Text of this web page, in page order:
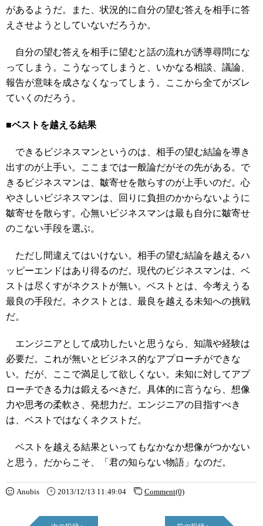
があるようだ。また、状況的に自分の望む答えを相手に答
えさせようとしていないだろうか。
自分の望む答えを相手に望むと話の流れが誘導尋問にな
ってしまう。こうなってしまうと、いかなる相談、議論、
報告が意味を成さなくなってしまう。ここから全てがズレ
ていくのだろう。
■ベストを越える結果
できるビジネスマンというのは、相手の望む結論を導き
出すのが上手い。ここまでは一般論だがその先がある。で
きるビジネスマンは、皺寄せを散らすのが上手いのだ。心
やさしいビジネスマンは、回りに負担のかからないように
皺寄せを散らす。心無いビジネスマンは最も自分に皺寄せ
のこない手段を選ぶ。
ただし間違えてはいけない。相手の望む結論を越えるハ
ッピーエンドはあり得るのだ。現代のビジネスマンは、ベ
ストは尽くすがネクストが無い。ベストとは、今考えうる
最良の手段だ。ネクストとは、最良を越える未知への挑戦
だ。
エンジニアとして成功したいと思うなら、知識や経験は
必要だ。これが無いとビジネス的なアプローチができな
い。だが、ここで満足して欲しくない。未知に対してアプ
ローチできる力は鍛えるべきだ。具体的に言うなら、想像
力や思考の柔軟さ、発想力だ。エンジニアの目指すべき
は、ベストではなくネクストだ。
ベストを越える結果といってもなかなか想像がつかない
と思う。だからこそ、「君の知らない物語」なのだ。
Anubis 2013/12/13 11:49:04 Comment(0)